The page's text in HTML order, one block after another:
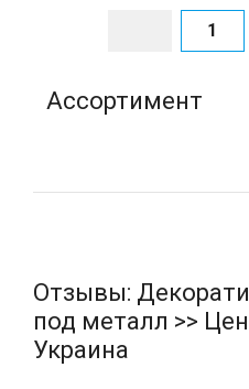
1
Ассортимент
Отзывы:
под металл >>
Украина